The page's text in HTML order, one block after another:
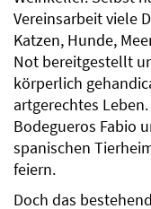
Vereinsarbeit viele
Katzen, Hunde,
Not bereitgestellt
körperlich
artgerechtes
Bodegueros Fabio
spanischen
feiern.
Doch das